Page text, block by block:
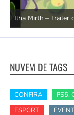
Ilha Mirth – Trailer
NUVEM DE TAGS
CONFIRA
PS5:
ESPORT